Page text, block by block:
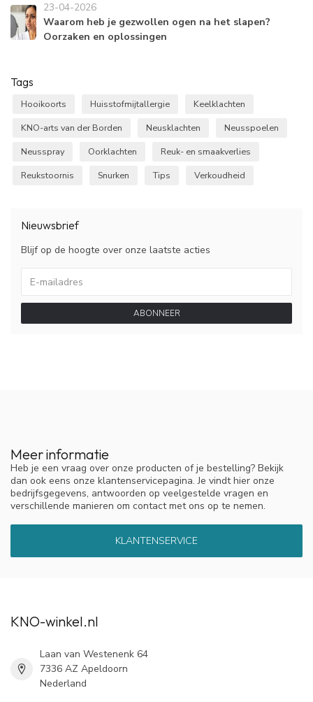
23-04-2026
Waarom heb je gezwollen ogen na het slapen?
Oorzaken en oplossingen
Tags
Hooikoorts Huisstofmijtallergie
Keelklachten
KNO-arts van der Borden
Neusklachten
Neusspoelen
Neusspray
Oorklachten
Reuk- en smaakverlies
Reukstoornis
Snurken Tips Verkoudheid
Nieuwsbrief
Blijf op de hoogte over onze laatste acties
ABONNEER
Meer informatie
Heb je een vraag over onze producten of je bestelling? Bekijk
dan ook eens onze klantenservicepagina. Je vindt hier onze
bedrijfsgegevens, antwoorden op veelgestelde vragen en
verschillende manieren om contact met ons op te nemen.
KLANTENSERVICE
KNO-winkel.nl
Laan van Westenenk 64
7336 AZ Apeldoorn
Nederland